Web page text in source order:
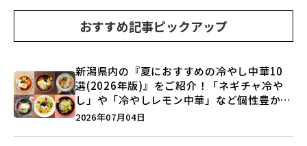
おすすめ記事ピックアップ
新潟県内の『夏におすすめの冷やし中華10
選(2026年版)』をご紹介！「ネギチャ冷や
し」や「冷やしレモン中華」など個性豊かな
ラインアップ♪
2026年07月04日